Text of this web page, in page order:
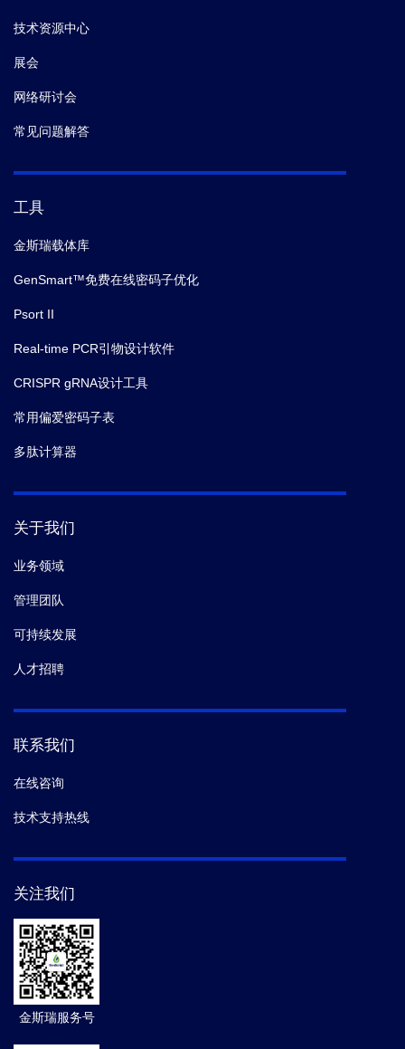
技术资源中心
展会
网络研讨会
常见问题解答
工具
金斯瑞载体库
GenSmart™免费在线密码子优化
Psort II
Real-time PCR引物设计软件
CRISPR gRNA设计工具
常用偏爱密码子表
多肽计算器
关于我们
业务领域
管理团队
可持续发展
人才招聘
联系我们
在线咨询
技术支持热线
关注我们
金斯瑞服务号